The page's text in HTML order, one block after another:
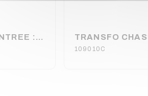
TRANSFO MOULE ENTREE : 230V SORTIE : 1X9V 4VA 1X0,44A 35X42X29mm (80120)
109010C